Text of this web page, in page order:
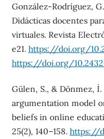
González-Rodríguez,
Didácticas docentes
virtuales. Revista
e21. https://doi.org/
https://doi.org/
Gülen, S., & Dönmez,
argumentation model
beliefs in online
25(2), 140–158. https://